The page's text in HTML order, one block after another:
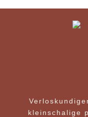
kleinschalige